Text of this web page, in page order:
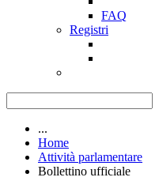
FAQ
Registri
...
Home
Attività parlamentare
Bollettino ufficiale